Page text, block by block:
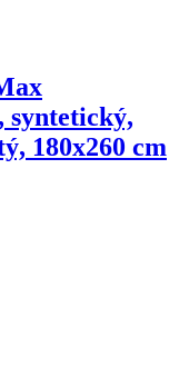
syntetický,
180x260 cm